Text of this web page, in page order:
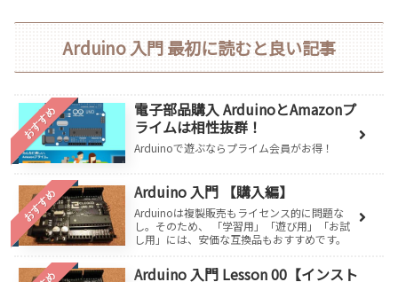
Arduino 入門 最初に読むと良い記事
おすすめ
電子部品購入 ArduinoとAmazonプ
ライムは相性抜群！
Arduinoで遊ぶならプライム会員がお得！
おすすめ Arduino 入門 【購入編】
Arduinoは複製販売もライセンス的に問題な
し。そのため、 「学習用」「遊び用」「お試
し用」には、安価な互換品もおすすめです。
Arduino 入門 Lesson 00【インスト